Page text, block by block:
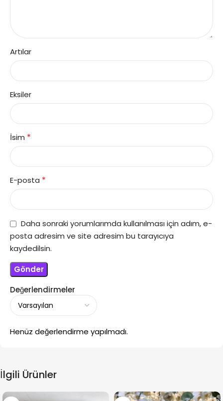
Değerlendirmeler
Henüz değerlendirme yapılmadı.
Artılar
Eksiler
İsim *
E-posta *
Daha sonraki yorumlarımda kullanılması için adım, e-
posta adresim ve site adresim bu tarayıcıya
kaydedilsin.
İlgili Ürünler